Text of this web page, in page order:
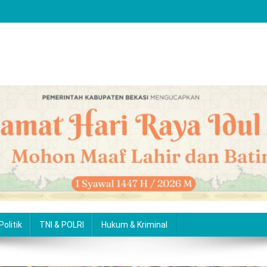
Politik TNI & POLRI Hukum & Kriminal